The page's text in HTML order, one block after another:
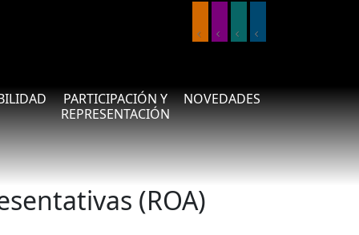
PARTICIPACIÓN Y
REPRESENTACIÓN
NOVEDADES
(ROA)